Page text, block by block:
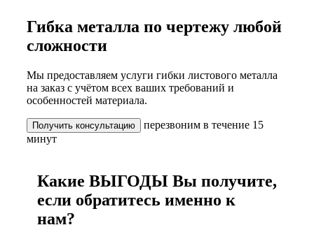
Гибка металла по чертежу любой
сложности
Мы предоставляем услуги гибки листового металла
на заказ с учётом всех ваших требований и
особенностей материала.
Получить консультацию
перезвоним в течение 15
минут
Какие ВЫГОДЫ Вы получите,
если обратитесь именно к
нам?